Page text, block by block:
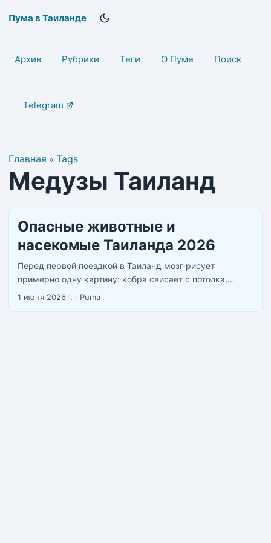
Пума в Таиланде
Архив Рубрики Теги О Пуме Поиск
Telegram
Главная » Tags
Медузы Таиланд
Опасные животные и
насекомые Таиланда 2026
Перед первой поездкой в Таиланд мозг рисует
примерно одну картину: кобра свисает с потолка,
сколопендра ждёт в тапке, акула патрулирует пляж. На
1 июня 2026 г. · Puma